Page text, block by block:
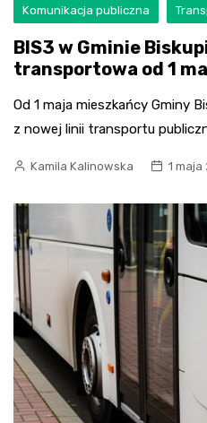
Komunikacja publiczna
BIS3 w Gminie
transportowa od 1
Od 1 maja mieszkańcy Gminy
z nowej linii transportu
Kamila Kalinowska 1 maja